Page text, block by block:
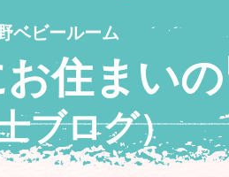
ベビールーム
住まい
ブログ）